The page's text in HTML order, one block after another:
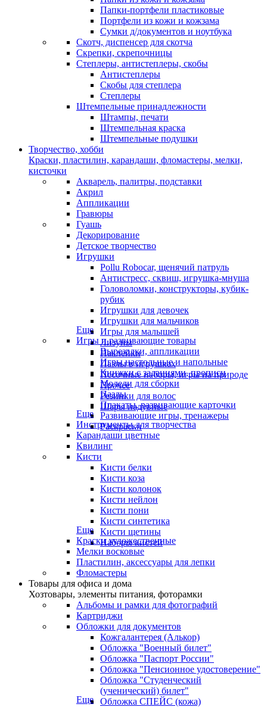
Папки-портфели пластиковые
Портфели из кожи и кожзама
Сумки д/документов и ноутбука
Скотч, диспенсер для скотча
Скрепки, скрепочницы
Степлеры, антистеплеры, скобы
Антистеплеры
Скобы для степлера
Степлеры
Штемпельные принадлежности
Штампы, печати
Штемпельная краска
Штемпельные подушки
Творчество, хобби
Краски, пластилин, карандаши, фломастеры, мелки,
кисточки
Акварель, палитры, подставки
Акрил
Аппликации
Гравюры
Гуашь
Декорирование
Детское творчество
Игрушки
Pollu Robocar, щенячий патруль
Антистресс, сквиш, игрушка-мнуша
Головоломки, конструкторы, кубик-
рубик
Игрушки для девочек
Игрушки для мальчиков
Игры для малышей
Лизуны
Наклейки
Пазлы в игрушках
Песочные наборы, игры на природе
Прочее
Резинки для волос
Шары надувные
Еще
Игры и развивающие товары
Вырезалки, аппликации
Игры настольные и напольные
Книжки с заданиями, прописи
Модели для сборки
Пазлы
Плакаты, развивающие карточки
Развивающие игры, тренажеры
Раскраски
Еще
Инструменты для творчества
Карандаши цветные
Квилинг
Кисти
Кисти белки
Кисти коза
Кисти колонок
Кисти нейлон
Кисти пони
Кисти синтетика
Кисти щетины
Наборы кистей
Еще
Краски художественные
Мелки восковые
Пластилин, аксессуары для лепки
Фломастеры
Товары для офиса и дома
Хозтовары, элементы питания, фоторамки
Альбомы и рамки для фотографий
Картриджи
Обложки для документов
Кожгалантерея (Алькор)
Обложка "Военный билет"
Обложка "Паспорт России"
Обложка "Пенсионное удостоверение"
Обложка "Студенческий
(ученический) билет"
Обложка СПЕЙС (кожа)
Еще